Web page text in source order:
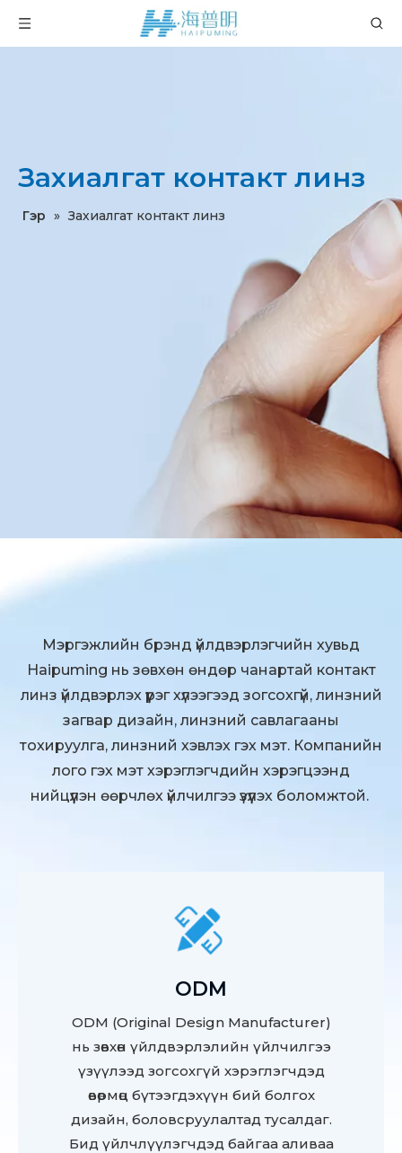
Захиалгат контакт линз
Гэр » Захиалгат контакт линз
Мэргэжлийн брэнд үйлдвэрлэгчийн хувьд
Haipuming нь зөвхөн өндөр чанартай контакт
линз үйлдвэрлэх үүрэг хүлээгээд зогсохгүй, линзний
загвар дизайн, линзний савлагааны
тохируулга, линзний хэвлэх гэх мэт. Компанийн
лого гэх мэт хэрэглэгчдийн хэрэгцээнд
нийцүүлэн өөрчлөх үйлчилгээ үзүүлэх боломжтой.
ODM
ODM (Original Design Manufacturer)
нь зөвхөн үйлдвэрлэлийн үйлчилгээ
үзүүлээд зогсохгүй хэрэглэгчдэд
өвөрмөц бүтээгдэхүүн бий болгох
дизайн, боловсруулалтад тусалдаг.
Бид үйлчлүүлэгчдэд байгаа аливаа